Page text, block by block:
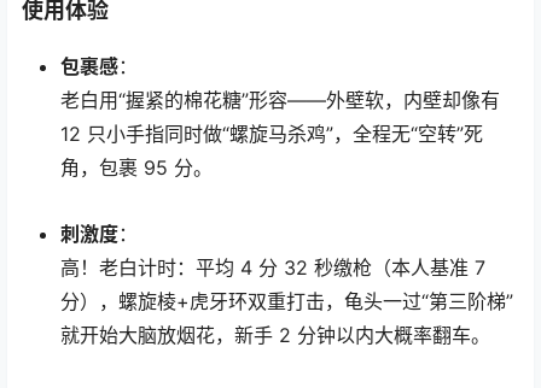
使用体验
包裹感：
老白用“握紧的棉花糖”形容——外壁软，内壁却像有
12 只小手指同时做“螺旋马杀鸡”，全程无“空转”死
角，包裹 95 分。
刺激度：
高！老白计时：平均 4 分 32 秒缴枪（本人基准 7
分），螺旋棱+虎牙环双重打击，龟头一过“第三阶梯”
就开始大脑放烟花，新手 2 分钟以内大概率翻车。